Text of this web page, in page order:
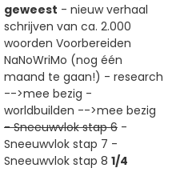
geweest - nieuw verhaal
schrijven van ca. 2.000
woorden Voorbereiden
NaNoWriMo (nog één
maand te gaan!) - research
-->mee bezig -
worldbuilden -->mee bezig
- Sneeuwvlok stap 6 -
Sneeuwvlok stap 7 -
Sneeuwvlok stap 8 1/4